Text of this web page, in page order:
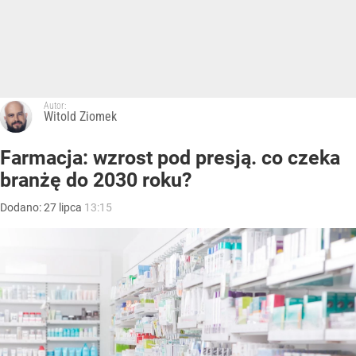
Autor:
Witold Ziomek
Farmacja: wzrost pod presją. co czeka
branżę do 2030 roku?
Dodano:27 lipca 13:15